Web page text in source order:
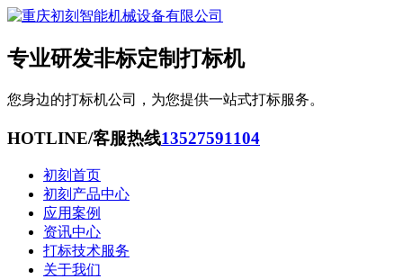
专业研发非标定制打标机
您身边的打标机公司，为您提供一站式打标服务。
HOTLINE/客服热线13527591104
初刻首页
初刻产品中心
应用案例
资讯中心
打标技术服务
关于我们